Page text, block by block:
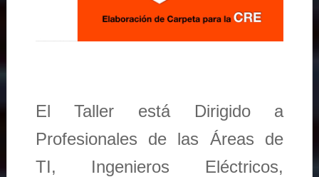
El Taller está Dirigido a
Profesionales de las Áreas de
TI, Ingenieros Eléctricos,